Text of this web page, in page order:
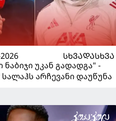
ᲡᲮᲕᲐᲓᲐᲡᲮᲕᲐ
ნაბიჯი უკან გადადგა" -
არჩევანი დაუწუნა